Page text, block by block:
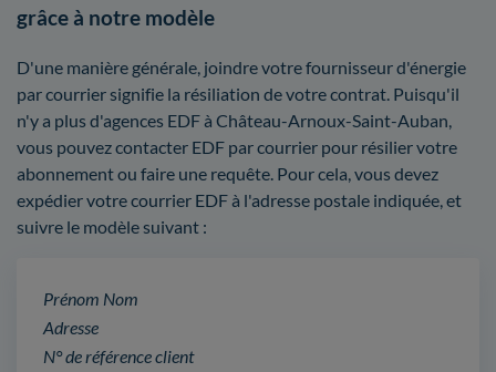
grâce à notre modèle
D'une manière générale, joindre votre fournisseur d'énergie
par courrier signifie la résiliation de votre contrat. Puisqu'il
n'y a plus d'agences EDF à Château-Arnoux-Saint-Auban,
vous pouvez contacter EDF par courrier pour résilier votre
abonnement ou faire une requête. Pour cela, vous devez
expédier votre courrier EDF à l'adresse postale indiquée, et
suivre le modèle suivant :
Prénom Nom
Adresse
N° de référence client